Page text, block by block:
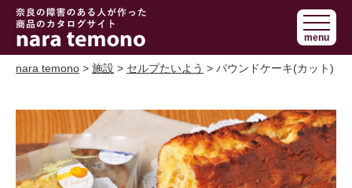
奈良で障害の
ある人の手作
り商品 nara
menu
nara temono > 施設 > セルプたいよう > パウンドケーキ(カット)